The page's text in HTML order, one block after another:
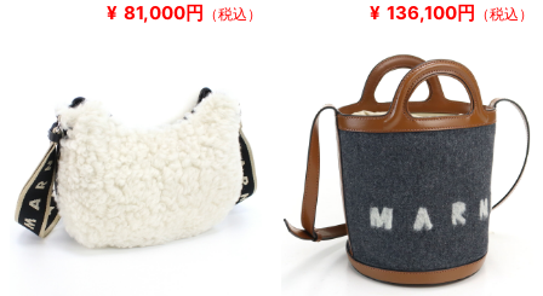
¥ 81,000円 （税込） ¥ 136,100円 （税込）